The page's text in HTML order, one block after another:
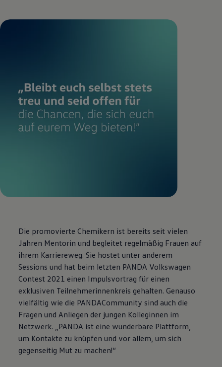
Die promovierte Chemikern ist bereits seit vielen
Jahren Mentorin und begleitet regelmäßig Frauen auf
ihrem Karriereweg. Sie hostet unter anderem
Sessions und hat beim letzten PANDA Volkswagen
Contest 2021 einen Impulsvortrag für einen
exklusiven Teilnehmerinnenkreis gehalten. Genauso
vielfältig wie die PANDACommunity sind auch die
Fragen und Anliegen der jungen Kolleginnen im
Netzwerk. „PANDA ist eine wunderbare Plattform,
um Kontakte zu knüpfen und vor allem, um sich
gegenseitig Mut zu machen!“